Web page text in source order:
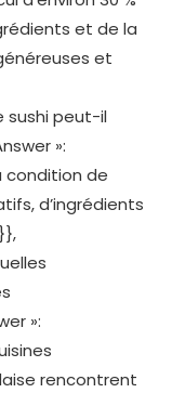
et de la
et
sushi peut-il
»:
condition de
d’ingrédients
»:
rencontrent